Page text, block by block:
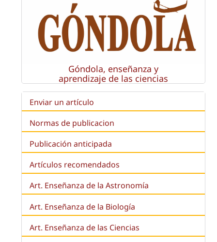
Góndola, enseñanza y
aprendizaje de las ciencias
Enviar un artículo
Normas de publicacion
Publicación anticipada
Artículos recomendados
Art. Enseñanza de la Astronomía
Art. Enseñanza de la Biología
Art. Enseñanza de las Ciencias